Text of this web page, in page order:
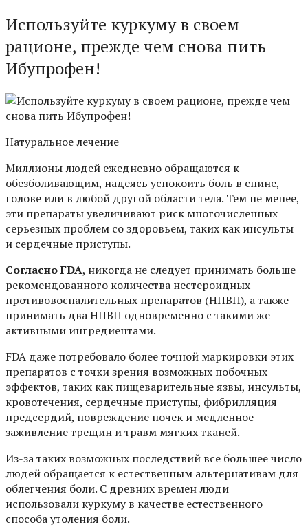
Используйте куркуму в своем
рационе, прежде чем снова пить
Ибупрофен!
Натуральное лечение
Миллионы людей ежедневно обращаются к
обезболивающим, надеясь успокоить боль в спине,
голове или в любой другой области тела. Тем не менее,
эти препараты увеличивают риск многочисленных
серьезных проблем со здоровьем, таких как инсульты
и сердечные приступы.
Согласно FDA, никогда не следует принимать больше
рекомендованного количества нестероидных
противовоспалительных препаратов (НПВП), а также
принимать два НПВП одновременно с такими же
активными ингредиентами.
FDA даже потребовало более точной маркировки этих
препаратов с точки зрения возможных побочных
эффектов, таких как пищеварительные язвы, инсульты,
кровотечения, сердечные приступы, фибрилляция
предсердий, повреждение почек и медленное
заживление трещин и травм мягких тканей.
Из-за таких возможных последствий все большее число
людей обращается к естественным альтернативам для
облегчения боли. С древних времен люди
использовали куркуму в качестве естественного
способа утоления боли.